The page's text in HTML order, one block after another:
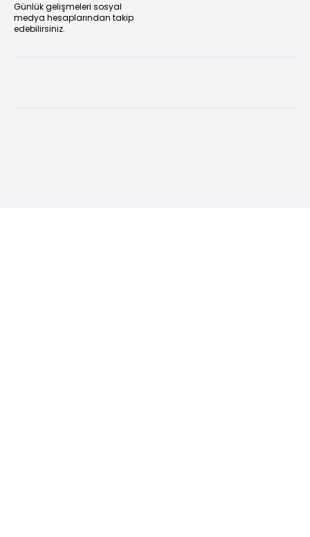
Günlük gelişmeleri sosyal
medya hesaplarından takip
edebilirsiniz.